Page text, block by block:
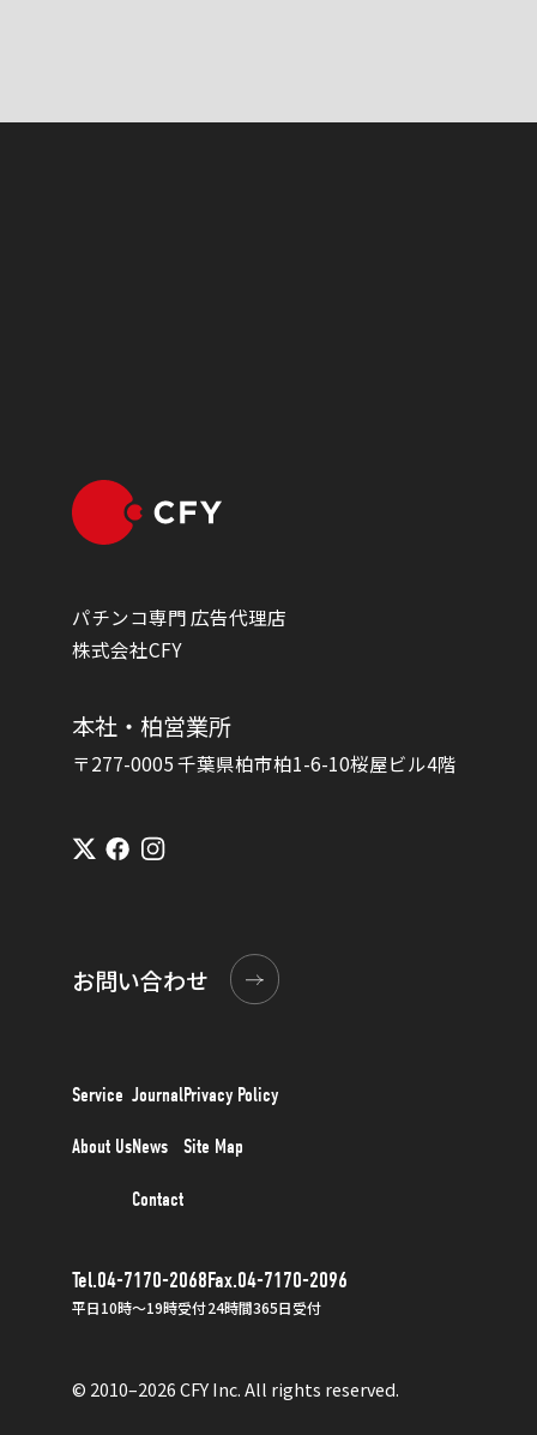
パチンコ専門 広告代理店
株式会社CFY
本社・柏営業所
〒277-0005 千葉県柏市柏1-6-10桜屋ビル4階
© 2010–2026 CFY Inc. All rights reserved.
お問い合わせ
Service
About Us
Journal
News
Contact
Privacy Policy
Site Map
Tel.04-7170-2068
平日10時〜19時受付
Fax.04-7170-2096
24時間365日受付